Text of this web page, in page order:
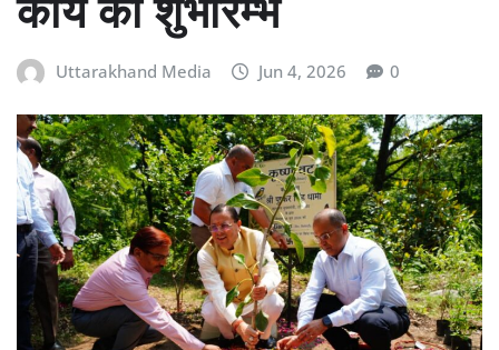
Uttarakhand Media Jun 4, 2026 0